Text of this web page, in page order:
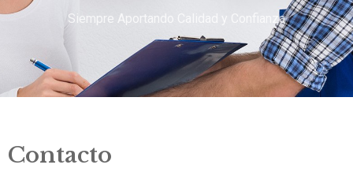
Siempre Aportando Calidad y Confianza
Contacto